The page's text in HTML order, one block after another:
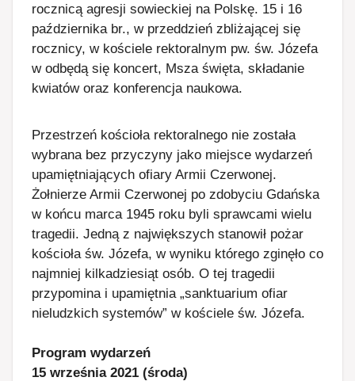
rocznicą agresji sowieckiej na Polskę. 15 i 16
października br., w przeddzień zbliżającej się
rocznicy, w kościele rektoralnym pw. św. Józefa
w odbędą się koncert, Msza święta, składanie
kwiatów oraz konferencja naukowa.
Przestrzeń kościoła rektoralnego nie została
wybrana bez przyczyny jako miejsce wydarzeń
upamiętniających ofiary Armii Czerwonej.
Żołnierze Armii Czerwonej po zdobyciu Gdańska
w końcu marca 1945 roku byli sprawcami wielu
tragedii. Jedną z największych stanowił pożar
kościoła św. Józefa, w wyniku którego zginęło co
najmniej kilkadziesiąt osób. O tej tragedii
przypomina i upamiętnia „sanktuarium ofiar
nieludzkich systemów” w kościele św. Józefa.
Program wydarzeń
15 września 2021 (środa)